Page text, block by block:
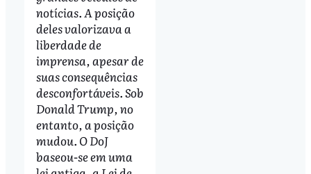
notícias. A posição
deles valorizava a
liberdade de
imprensa, apesar de
suas consequências
desconfortáveis. Sob
Donald Trump, no
entanto, a posição
mudou. O DoJ
baseou-se em uma